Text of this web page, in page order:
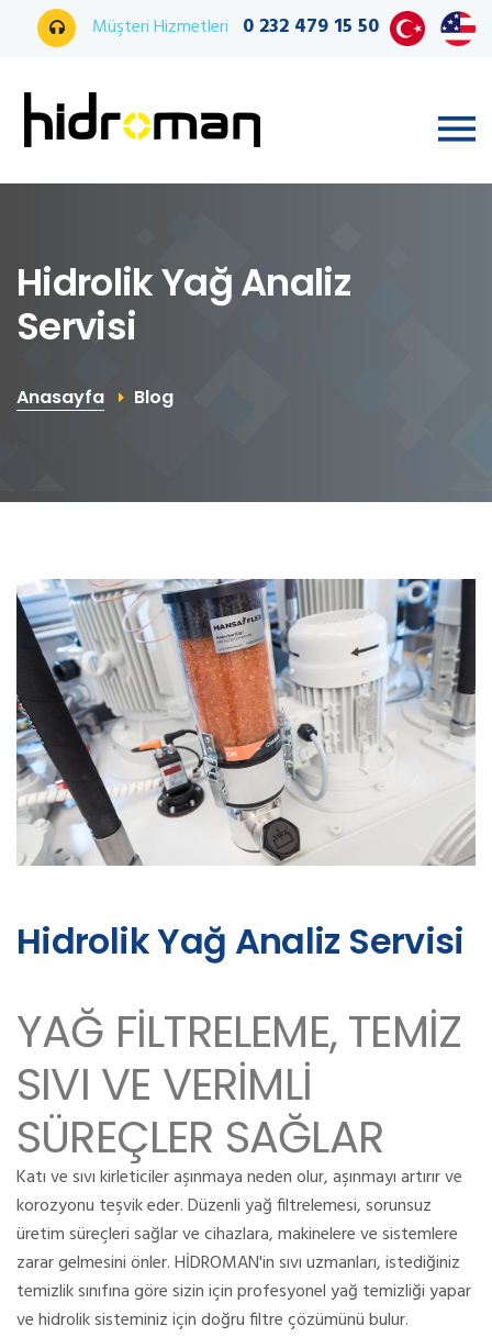
Müşteri Hizmetleri 0 232 479 15 50
Hidrolik Yağ Analiz
Servisi
Anasayfa Blog
Hidrolik Yağ Analiz Servisi
YAĞ FİLTRELEME, TEMİZ
SIVI VE VERİMLİ
SÜREÇLER SAĞLAR
Katı ve sıvı kirleticiler aşınmaya neden olur, aşınmayı artırır ve
korozyonu teşvik eder.Düzenli yağ filtrelemesi, sorunsuz
üretim süreçleri sağlar ve cihazlara, makinelere ve sistemlere
zarar gelmesini önler.HİDROMAN'in sıvı uzmanları, istediğiniz
temizlik sınıfına göre sizin için profesyonel yağ temizliği yapar
ve hidrolik sisteminiz için doğru filtre çözümünü bulur.